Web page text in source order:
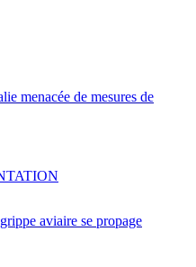
menacée de mesures de
aviaire se propage